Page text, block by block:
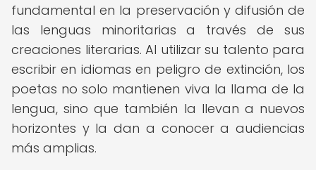
fundamental en la preservación y difusión de
las lenguas minoritarias a través de sus
creaciones literarias. Al utilizar su talento para
escribir en idiomas en peligro de extinción, los
poetas no solo mantienen viva la llama de la
lengua, sino que también la llevan a nuevos
horizontes y la dan a conocer a audiencias
más amplias.